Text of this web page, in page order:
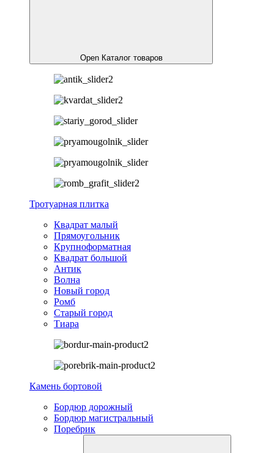
Open Каталог товаров
Тротуарная плитка
Квадрат малый
Прямоугольник
Крупноформатная
Квадрат большой
Антик
Волна
Новый город
Ромб
Старый город
Тиара
Камень бортовой
Бордюр дорожный
Бордюр магистральный
Поребрик